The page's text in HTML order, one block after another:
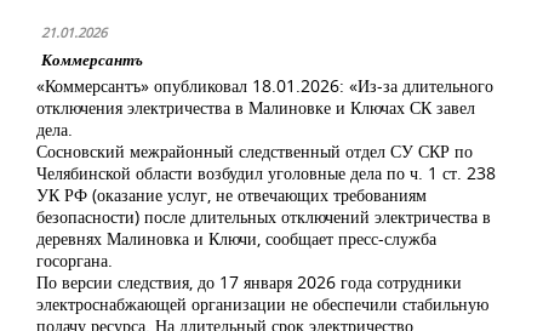
21.01.2026
Коммерсантъ
«Коммерсантъ» опубликовал 18.01.2026: «Из-за длительного
отключения электричества в Малиновке и Ключах СК завел
дела.
Сосновский межрайонный следственный отдел СУ СКР по
Челябинской области возбудил уголовные дела по ч. 1 ст. 238
УК РФ (оказание услуг, не отвечающих требованиям
безопасности) после длительных отключений электричества в
деревнях Малиновка и Ключи, сообщает пресс-служба
госоргана.
По версии следствия, до 17 января 2026 года сотрудники
электроснабжающей организации не обеспечили стабильную
подачу ресурса. На длительный срок электричество